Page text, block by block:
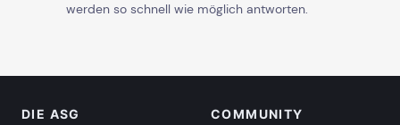
werden so schnell wie möglich antworten.
DIE ASG COMMUNITY